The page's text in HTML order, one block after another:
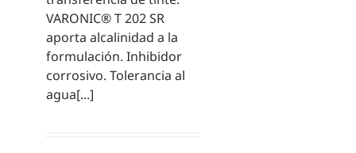
VARONIC® T 202 SR
aporta alcalinidad a la
formulación. Inhibidor
corrosivo. Tolerancia al
agua[...]